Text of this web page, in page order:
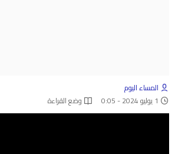
المساء اليوم
1 يوليو 2024 - 0:05
وضع القراءة